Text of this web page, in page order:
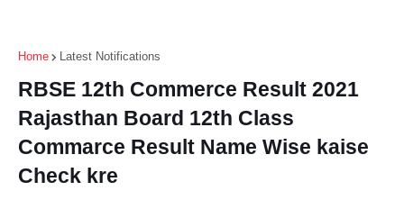
Home Latest Notifications
RBSE 12th Commerce Result 2021
Rajasthan Board 12th Class
Commarce Result Name Wise kaise
Check kre